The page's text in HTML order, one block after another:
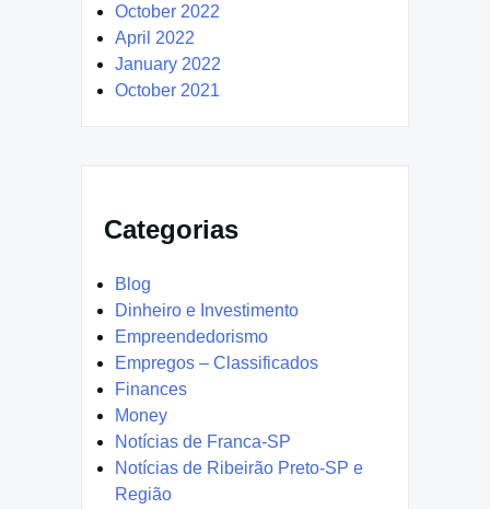
October 2022
April 2022
January 2022
October 2021
Categorias
Blog
Dinheiro e Investimento
Empreendedorismo
Empregos – Classificados
Finances
Money
Notícias de Franca-SP
Notícias de Ribeirão Preto-SP e
Região